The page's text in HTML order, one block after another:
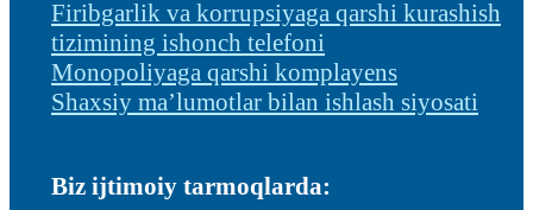
Firibgarlik va korrupsiyaga qarshi kurashish
tizimining ishonch telefoni
Monopoliyaga qarshi komplayens
Shaxsiy ma’lumotlar bilan ishlash siyosati
Biz ijtimoiy tarmoqlarda: